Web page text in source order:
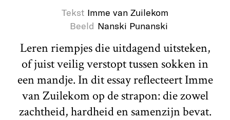
Tekst Imme van Zuilekom
Beeld Nanski Punanski
Leren riempjes die uitdagend uitsteken,
of juist veilig verstopt tussen sokken in
een mandje. In dit essay reflecteert Imme
van Zuilekom op de strapon: die zowel
zachtheid, hardheid en samenzijn bevat.